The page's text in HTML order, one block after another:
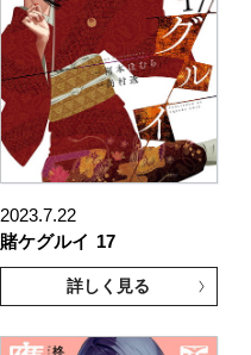
2023.7.22
賭ケグルイ 17
詳しく見る